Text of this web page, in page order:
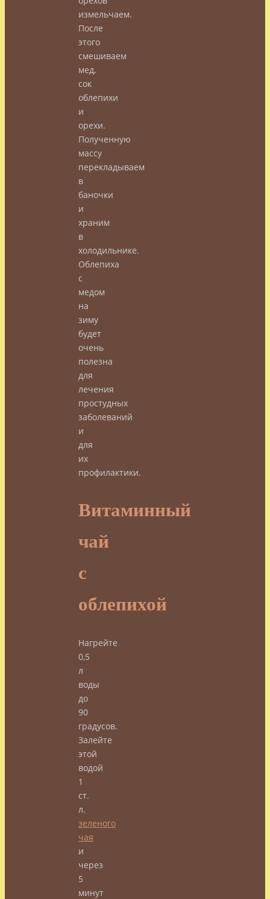
измельчаем.
После
этого
смешиваем
мед,
сок
облепихи
и
орехи.
Полученную
массу
перекладываем
в
баночки
и
храним
в
холодильнике.
Облепиха
с
медом
на
зиму
будет
очень
полезна
для
лечения
простудных
заболеваний
и
для
их
профилактики.
Витаминный
чай
с
облепихой
Нагрейте
0,5
л
воды
до
90
градусов.
Залейте
этой
водой
1
ст.
л.
зеленого
чая
и
через
5
минут